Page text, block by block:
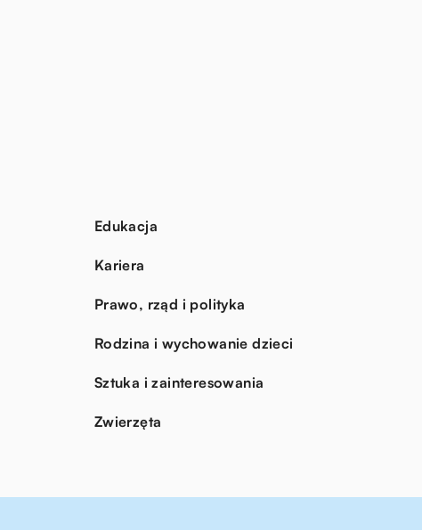
Edukacja
Kariera
Prawo, rząd i polityka
Rodzina i wychowanie dzieci
Sztuka i zainteresowania
Zwierzęta